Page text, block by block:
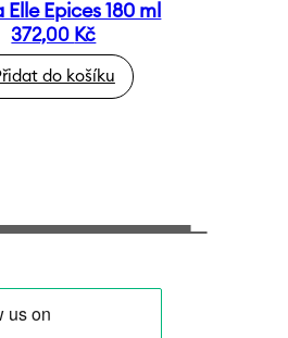
Elle Epices 180 ml
372,00 Kč
do košíku